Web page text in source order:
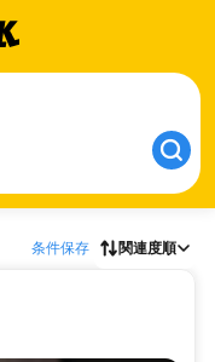
条件保存 関連度順